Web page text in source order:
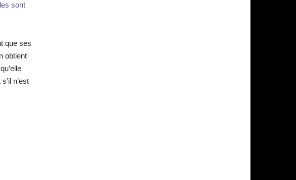
sont
que ses
obtient
n’est